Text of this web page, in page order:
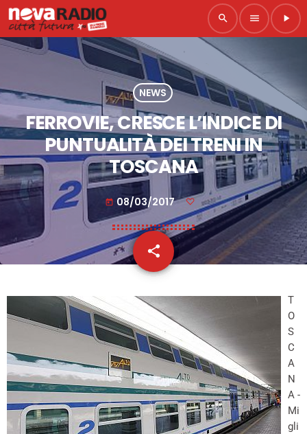
search menu play_arrow
NEWS
FERROVIE, CRESCE L’INDICE DI
PUNTUALITÀ DEI TRENI IN
TOSCANA
today 08/03/2017
share
email
T
O
S
C
A
N
A -
Mi
gli